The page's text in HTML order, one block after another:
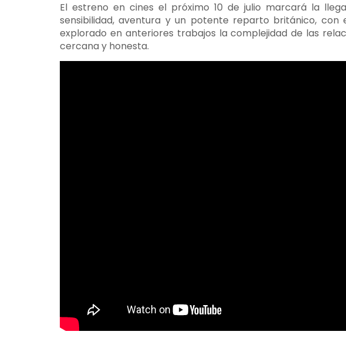
El estreno en cines el próximo 10 de julio marcará la
sensibilidad, aventura y un potente reparto británico, con
explorado en anteriores trabajos la complejidad de las
cercana y honesta.